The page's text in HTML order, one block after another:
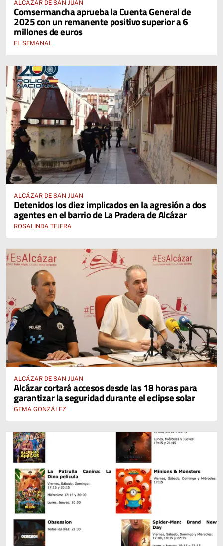
ALCÁZAR DE SAN JUAN
Comsermancha aprueba la Cuenta General de
2025 con un remanente positivo superior a 6
millones de euros
EL SEMANAL
ALCÁZAR DE SAN JUAN
Detenidos los diez implicados en la agresión a dos
agentes en el barrio de La Pradera de Alcázar
ROSALINDA TEJERA
ALCÁZAR DE SAN JUAN
Alcázar cortará accesos desde las 18 horas para
garantizar la seguridad durante el eclipse solar
GEMA GONZÁLEZ